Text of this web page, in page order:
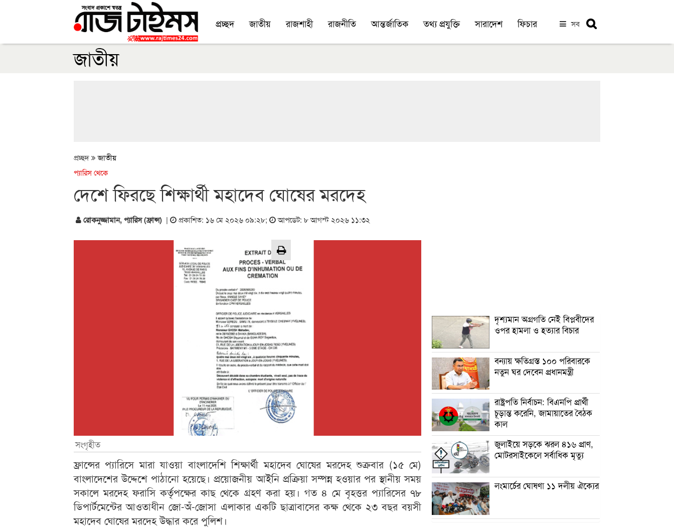
প্রচ্ছদ জাতীয় রাজশাহী রাজনীতি আন্তর্জাতিক তথ্য প্রযুক্তি সারাদেশ ফিচার সব
জাতীয়
প্রচ্ছদ
জাতীয়
প্যারিস থেকে
দেশে ফিরছে শিক্ষার্থী মহাদেব ঘোষের মরদেহ
রোকনুজ্জামান, প্যারিস (ফ্রান্স) | প্রকাশিত: ১৬ মে ২০২৬ ০৯:২৮; আপডেট: ৮ আগস্ট ২০২৬ ১১:৩২
সংগৃহীত
ফ্রান্সের প্যারিসে মারা যাওয়া বাংলাদেশি শিক্ষার্থী মহাদেব ঘোষের মরদেহ শুক্রবার (১৫ মে)
বাংলাদেশের উদ্দেশে পাঠানো হয়েছে। প্রয়োজনীয় আইনি প্রক্রিয়া সম্পন্ন হওয়ার পর স্থানীয় সময়
সকালে মরদেহ ফরাসি কর্তৃপক্ষের কাছ থেকে গ্রহণ করা হয়। গত ৪ মে বৃহত্তর প্যারিসের ৭৮
ডিপার্টমেন্টের আওতাধীন জো-অঁ-জোসা এলাকার একটি ছাত্রাবাসের কক্ষ থেকে ২৩ বছর বয়সী
মহাদেব ঘোষের মরদেহ উদ্ধার করে পুলিশ।
দৃশ্যমান অগ্রগতি নেই বিপ্লবীদের
ওপর হামলা ও হত্যার বিচার
বন্যায় ক্ষতিগ্রস্ত ১০০ পরিবারকে
নতুন ঘর দেবেন প্রধানমন্ত্রী
রাষ্ট্রপতি নির্বাচন: বিএনপি প্রার্থী
চূড়ান্ত করেনি, জামায়াতের বৈঠক
কাল
জুলাইয়ে সড়কে ঝরল ৪১৬ প্রাণ,
মোটরসাইকেলে সর্বাধিক মৃত্যু
লংমার্চের ঘোষণা ১১ দলীয় ঐক্যের